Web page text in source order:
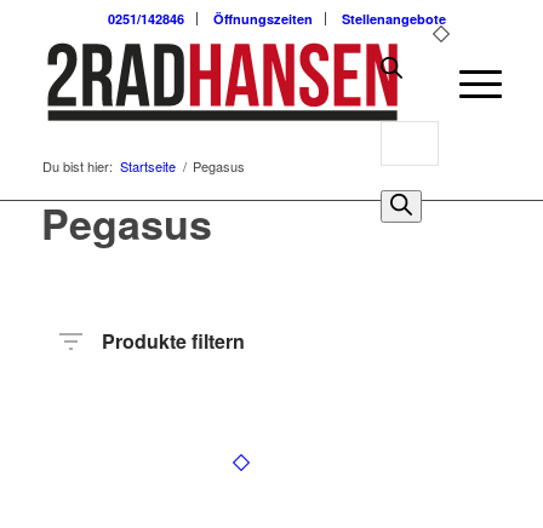
0251/142846 Öffnungszeiten Stellenangebote
0
Du bist hier: Startseite / Pegasus
Pegasus
Produkte filtern